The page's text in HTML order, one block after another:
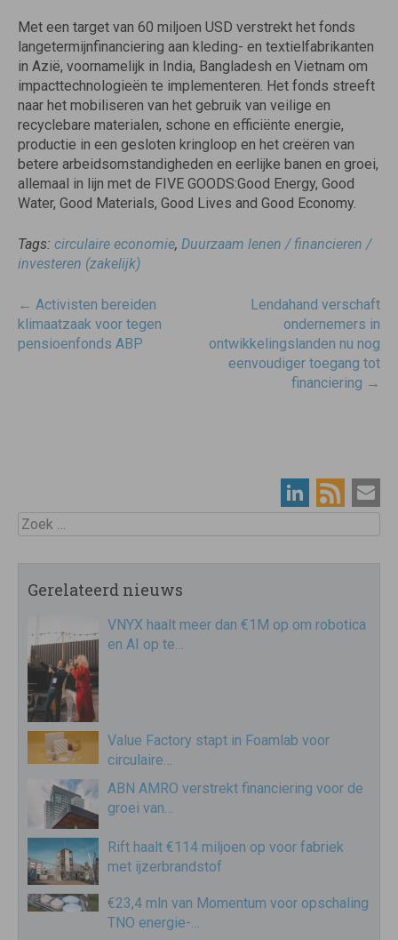
Met een target van 60 miljoen USD verstrekt het fonds
langetermijnfinanciering aan kleding- en textielfabrikanten
in Azië, voornamelijk in India, Bangladesh en Vietnam om
impacttechnologieën te implementeren. Het fonds streeft
naar het mobiliseren van het gebruik van veilige en
recyclebare materialen, schone en efficiënte energie,
productie in een gesloten kringloop en het creëren van
betere arbeidsomstandigheden en eerlijke banen en groei,
allemaal in lijn met de FIVE GOODS:Good Energy, Good
Water, Good Materials, Good Lives and Good Economy.
Tags: circulaire economie, Duurzaam lenen / financieren /
investeren (zakelijk)
Post
navigatie
← Activisten bereiden
klimaatzaak voor tegen
pensioenfonds ABP
Lendahand verschaft
ondernemers in
ontwikkelingslanden nu nog
eenvoudiger toegang tot
financiering →
Zoek
Gerelateerd nieuws
VNYX haalt meer dan €1M op om robotica
en AI op te…
Value Factory stapt in Foamlab voor
circulaire…
ABN AMRO verstrekt financiering voor de
groei van…
Rift haalt €114 miljoen op voor fabriek
met ijzerbrandstof
€23,4 mln van Momentum voor opschaling
TNO energie-…